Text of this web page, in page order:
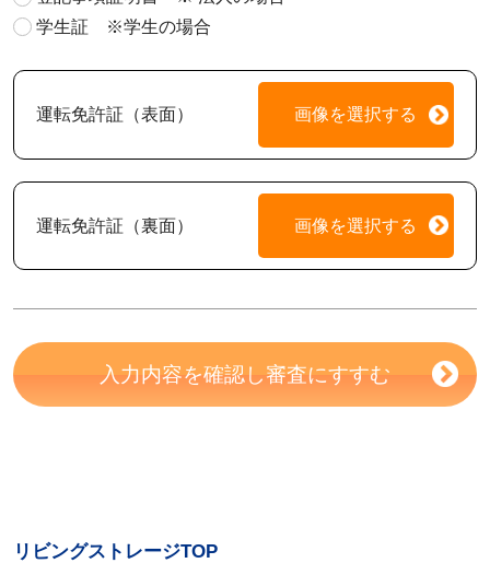
学生証 ※学生の場合
運転免許証（表面） 画像を選択する
運転免許証（裏面） 画像を選択する
入力内容を確認し審査にすすむ
リビングストレージTOP